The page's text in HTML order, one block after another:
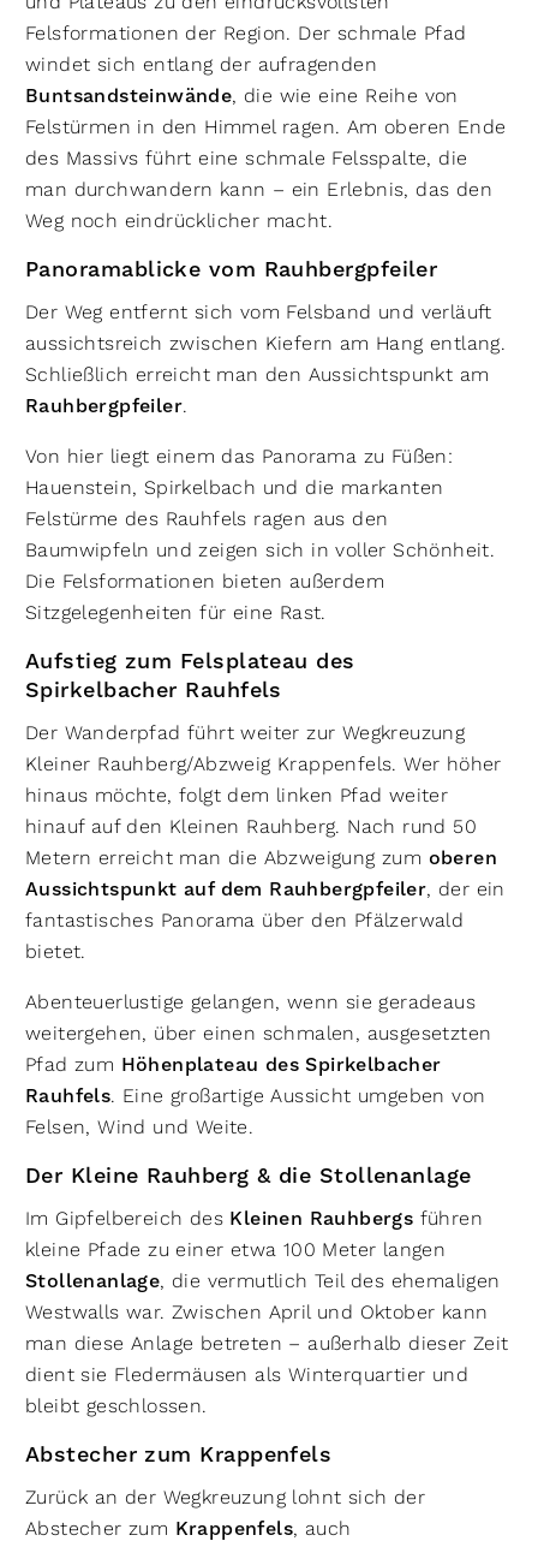
Felsformationen der Region. Der schmale Pfad
windet sich entlang der aufragenden
Buntsandsteinwände, die wie eine Reihe von
Felstürmen in den Himmel ragen. Am oberen Ende
des Massivs führt eine schmale Felsspalte, die
man durchwandern kann – ein Erlebnis, das den
Weg noch eindrücklicher macht.
Panoramablicke vom Rauhbergpfeiler
Der Weg entfernt sich vom Felsband und verläuft
aussichtsreich zwischen Kiefern am Hang entlang.
Schließlich erreicht man den Aussichtspunkt am
Rauhbergpfeiler.
Von hier liegt einem das Panorama zu Füßen:
Hauenstein, Spirkelbach und die markanten
Felstürme des Rauhfels ragen aus den
Baumwipfeln und zeigen sich in voller Schönheit.
Die Felsformationen bieten außerdem
Sitzgelegenheiten für eine Rast.
Aufstieg zum Felsplateau des
Spirkelbacher Rauhfels
Der Wanderpfad führt weiter zur Wegkreuzung
Kleiner Rauhberg/Abzweig Krappenfels. Wer höher
hinaus möchte, folgt dem linken Pfad weiter
hinauf auf den Kleinen Rauhberg. Nach rund 50
Metern erreicht man die Abzweigung zum oberen
Aussichtspunkt auf dem Rauhbergpfeiler, der ein
fantastisches Panorama über den Pfälzerwald
bietet.
Abenteuerlustige gelangen, wenn sie geradeaus
weitergehen, über einen schmalen, ausgesetzten
Pfad zum Höhenplateau des Spirkelbacher
Rauhfels. Eine großartige Aussicht umgeben von
Felsen, Wind und Weite.
Der Kleine Rauhberg & die Stollenanlage
Im Gipfelbereich des Kleinen Rauhbergs führen
kleine Pfade zu einer etwa 100 Meter langen
Stollenanlage, die vermutlich Teil des ehemaligen
Westwalls war. Zwischen April und Oktober kann
man diese Anlage betreten – außerhalb dieser Zeit
dient sie Fledermäusen als Winterquartier und
bleibt geschlossen.
Abstecher zum Krappenfels
Zurück an der Wegkreuzung lohnt sich der
Abstecher zum Krappenfels, auch